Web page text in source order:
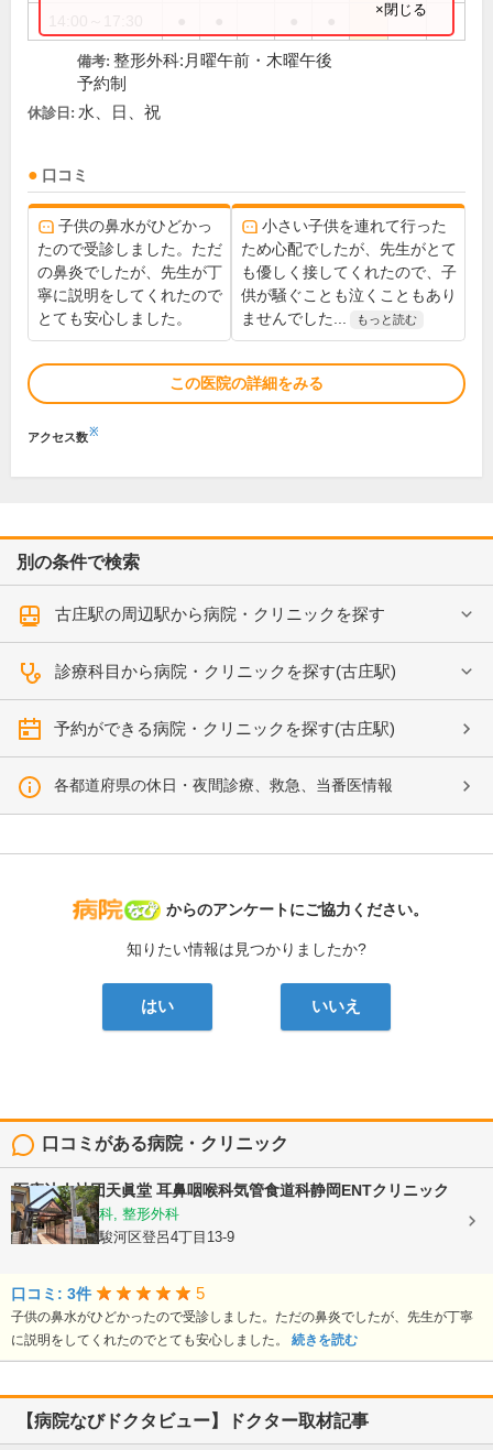
×閉じる
備考: 整形外科:月曜午前・木曜午後
予約制
休診日: 水、日、祝
口コミ
子供の鼻水がひどかっ
たので受診しました。ただ
の鼻炎でしたが、先生が丁
寧に説明をしてくれたので
とても安心しました。
小さい子供を連れて行った
ため心配でしたが、先生がとて
も優しく接してくれたので、子
供が騒ぐことも泣くこともあり
ませんでした...
もっと読む
この医院の詳細をみる
アクセス数※
別の条件で検索
古庄駅の周辺駅から病院・クリニックを探す
診療科目から病院・クリニックを探す(古庄駅)
予約ができる病院・クリニックを探す(古庄駅)
各都道府県の休日・夜間診療、救急、当番医情報
病院なび
からのアンケートにご協力ください。
知りたい情報は見つかりましたか?
はい いいえ
口コミがある病院・クリニック
医療法人社団天眞堂 耳鼻咽喉科気管食道科静岡ENTクリニック
耳鼻いんこう科, 整形外科
静岡県静岡市駿河区登呂4丁目13-9
口コミ: 3件 5
子供の鼻水がひどかったので受診しました。ただの鼻炎でしたが、先生が丁寧
に説明をしてくれたのでとても安心しました。 続きを読む
【病院なびドクタビュー】ドクター取材記事